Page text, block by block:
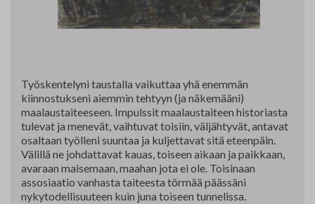
Työskentelyni taustalla vaikuttaa yhä enemmän
kiinnostukseni aiemmin tehtyyn (ja näkemääni)
maalaustaiteeseen. Impulssit maalaustaiteen historiasta
tulevat ja menevät, vaihtuvat toisiin, väljähtyvät, antavat
osaltaan työlleni suuntaa ja kuljettavat sitä eteenpäin.
Välillä ne johdattavat kauas, toiseen aikaan ja paikkaan,
avaraan maisemaan, maahan jota ei ole. Toisinaan
assosiaatio vanhasta taiteesta törmää päässäni
nykytodellisuuteen kuin juna toiseen tunnelissa.